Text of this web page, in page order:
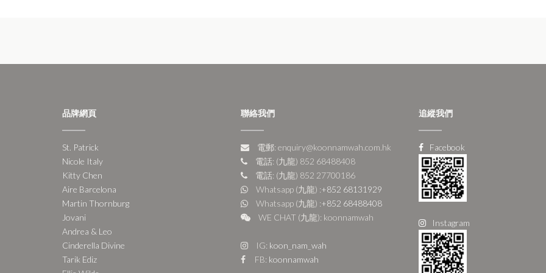
品牌網頁
St. Patrick
Nicole Italy
Kitty Chen
Aire Barcelona
Martin Thornburg
Jovani
Andrea & Leo
Cinderella Divine
Tarik Ediz
聯絡我們
電郵: enquiry@koonnamwah.com.hk
電話: (九龍) 852 68488408
電話: (九龍) 852 27700186
Whatsapp (九龍) :+852 68131929
Whatsapp (九龍) :+852 68488408
WE CHAT (九龍): koonnamwah
IG: koon_nam_wah
FB: koonnamwah
追縱我們
Facebook
Instagram